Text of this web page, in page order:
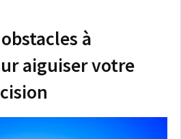
à
aiguiser votre